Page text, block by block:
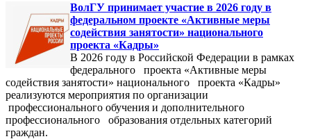
ВолГУ принимает участие в 2026 году в
федеральном проекте «Активные меры
содействия занятости» национального
проекта «Кадры»
В 2026 году в Российской Федерации в рамках
федерального проекта «Активные меры
содействия занятости» национального проекта «Кадры»
реализуются мероприятия по организации
профессионального обучения и дополнительного
профессионального образования отдельных категорий
граждан.